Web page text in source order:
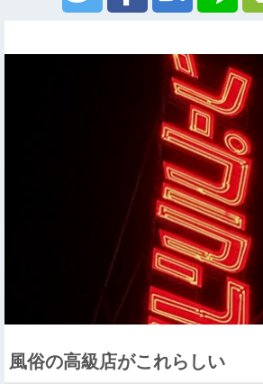
風俗の高級店がこれらしい